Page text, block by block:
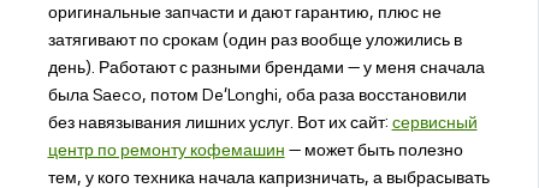
оригинальные запчасти и дают гарантию, плюс не
затягивают по срокам (один раз вообще уложились в
день). Работают с разными брендами — у меня сначала
была Saeco, потом De'Longhi, оба раза восстановили
без навязывания лишних услуг. Вот их сайт: сервисный
центр по ремонту кофемашин — может быть полезно
тем, у кого техника начала капризничать, а выбрасывать